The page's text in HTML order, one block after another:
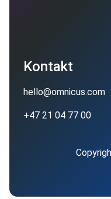
Kontakt
hello@omnicus.com
+47 21 04 77 00